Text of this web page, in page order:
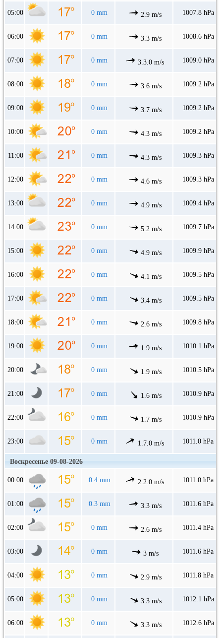
05:00 0 mm 2.9 m/s 1007.8 hPa
06:00 0 mm 3.3 m/s 1008.6 hPa
07:00 0 mm 3.3.0 m/s 1009.0 hPa
08:00 0 mm 3.6 m/s 1009.2 hPa
09:00 0 mm 3.7 m/s 1009.2 hPa
10:00 0 mm 4.3 m/s 1009.2 hPa
11:00 0 mm 4.3 m/s 1009.3 hPa
12:00 0 mm 4.6 m/s 1009.3 hPa
13:00 0 mm 4.9 m/s 1009.4 hPa
14:00 0 mm 5.2 m/s 1009.7 hPa
15:00 0 mm 4.9 m/s 1009.9 hPa
16:00 0 mm 4.1 m/s 1009.5 hPa
17:00 0 mm 3.4 m/s 1009.5 hPa
18:00 0 mm 2.6 m/s 1009.8 hPa
19:00 0 mm 1.9 m/s 1010.1 hPa
20:00 0 mm 1.9 m/s 1010.5 hPa
21:00 0 mm 1.6 m/s 1010.9 hPa
22:00 0 mm 1.7 m/s 1010.9 hPa
23:00 0 mm 1.7.0 m/s 1011.0 hPa
Воскресенье 09-08-2026
00:00 0.4 mm 2.2.0 m/s 1011.0 hPa
01:00 0.3 mm 3.3 m/s 1011.6 hPa
02:00 0 mm 2.6 m/s 1011.4 hPa
03:00 0 mm 3 m/s 1011.6 hPa
04:00 0 mm 2.9 m/s 1011.8 hPa
05:00 0 mm 3.3 m/s 1012.1 hPa
06:00 0 mm 3.3 m/s 1012.6 hPa